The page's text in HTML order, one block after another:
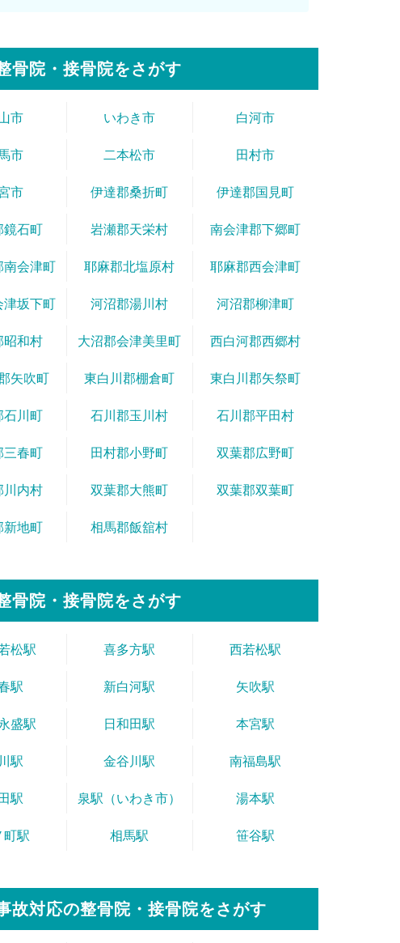
骨院・接骨院をさがす
市 いわき市 白河市
市 二本松市 田村市
市 伊達郡桑折町 伊達郡国見町
鏡石町 岩瀬郡天栄村 南会津郡下郷町
南会津町 耶麻郡北塩原村 耶麻郡西会津町
津坂下町 河沼郡湯川村 河沼郡柳津町
昭和村 大沼郡会津美里町 西白河郡西郷村
矢吹町 東白川郡棚倉町 東白川郡矢祭町
石川町 石川郡玉川村 石川郡平田村
三春町 田村郡小野町 双葉郡広野町
川内村 双葉郡大熊町 双葉郡双葉町
新地町 相馬郡飯舘村
骨院・接骨院をさがす
松駅 喜多方駅 西若松駅
駅 新白河駅 矢吹駅
盛駅 日和田駅 本宮駅
駅 金谷川駅 南福島駅
駅 泉駅（いわき市） 湯本駅
町駅 相馬駅 笹谷駅
故対応の整骨院・接骨院をさがす